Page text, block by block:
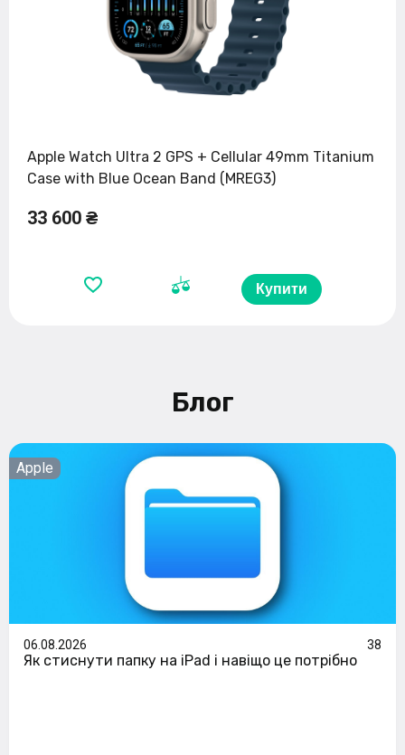
Apple Watch Ultra 2 GPS + Cellular 49mm Titanium
Case with Blue Ocean Band (MREG3)
33 600 ₴
Купити
Блог
Apple
06.08.2026 38
Як стиснути папку на iPad і навіщо це потрібно